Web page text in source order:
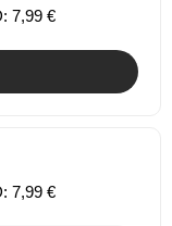
7,99 €
7,99 €